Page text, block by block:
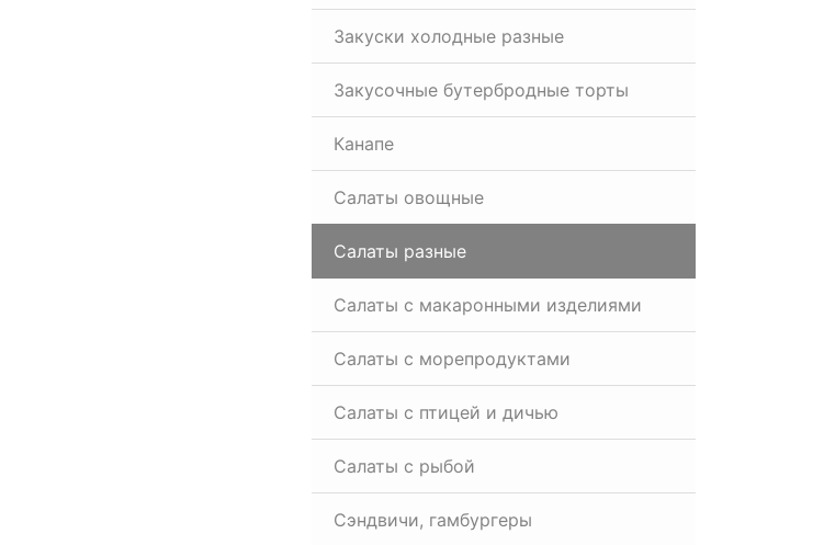
Закуски холодные разные
Закусочные бутербродные торты
Канапе
Салаты овощные
Салаты разные
Салаты с макаронными изделиями
Салаты с морепродуктами
Салаты с птицей и дичью
Салаты с рыбой
Сэндвичи, гамбургеры